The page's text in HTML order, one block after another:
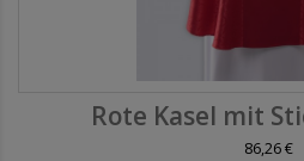
Rote Kasel mit
86,26 €